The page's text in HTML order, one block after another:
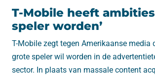
T-Mobile heeft
speler worden’
T-Mobile zegt tegen Amerikaanse media
grote speler wil worden in de
sector. In plaats van massale content